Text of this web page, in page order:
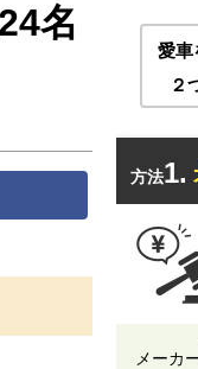
名
愛車
２
方法1.
メーカ